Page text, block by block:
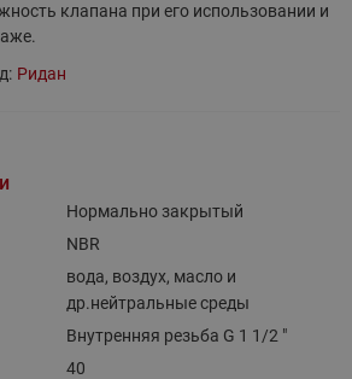
клапана при его использовании и
Ридан
Нормально закрытый
NBR
вода, воздух, масло и
др.нейтральные среды
Внутренняя резьба G 1 1/2 "
40